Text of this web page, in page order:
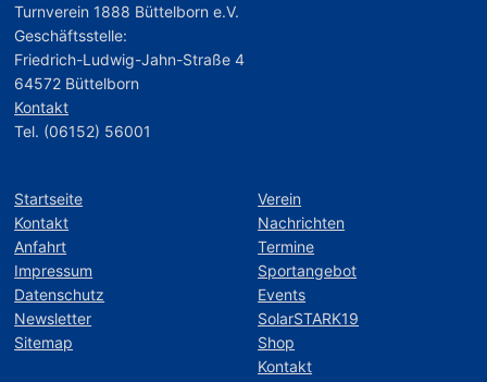
Turnverein 1888 Büttelborn e.V.
Geschäftsstelle:
Friedrich-Ludwig-Jahn-Straße 4
64572 Büttelborn
Kontakt
Tel. (06152) 56001
Startseite
Kontakt
Anfahrt
Impressum
Datenschutz
Newsletter
Sitemap
Verein
Nachrichten
Termine
Sportangebot
Events
SolarSTARK19
Shop
Kontakt